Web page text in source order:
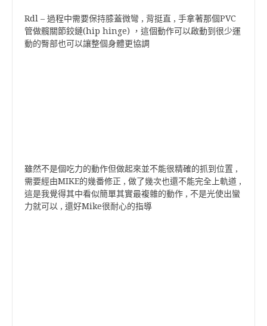
Rdl – 過程中需要保持膝蓋微彎 , 背挺直 , 手拿著那個PVC
管做髖關節鉸鏈(hip hinge) ，這個動作可以啟動到很少運
動的臀部也可以讓整個身體更協調
雖然不是個吃力的動作但做起來並不能很精確的抓到位置 ,
需要經由MIKE的幾番修正 , 做了幾次也還不能完全上軌道 ,
這是我覺得其中看似簡單其實最複雜的動作 , 不是光使出蠻
力就可以 , 還好Mike很耐心的指導